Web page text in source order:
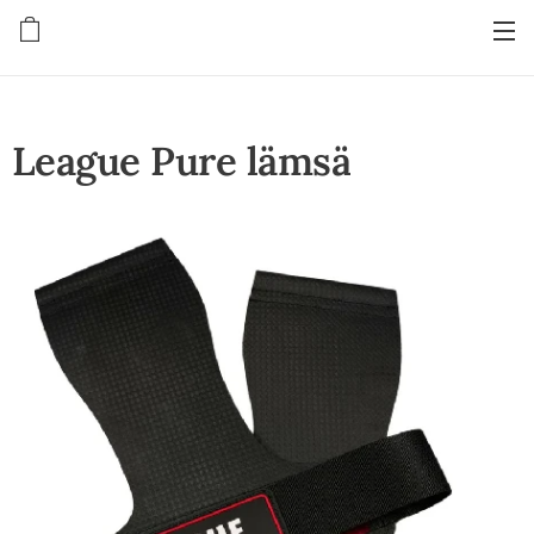
League Pure lämsä